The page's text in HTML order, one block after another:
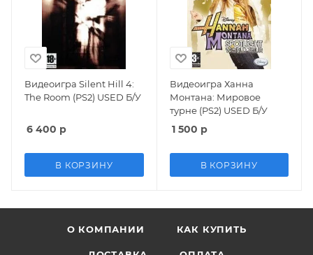
Видеоигра Silent Hill 4:
The Room (PS2) USED Б/У
6 400 р
В КОРЗИНУ
Видеоигра Ханна
Монтана: Мировое
турне (PS2) USED Б/У
1 500 р
В КОРЗИНУ
О КОМПАНИИ КАК КУПИТЬ